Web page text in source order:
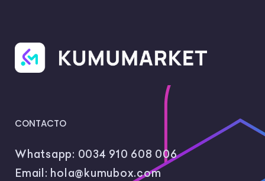
CONTACTO
Whatsapp: 0034 910 608 006
Email: hola@kumubox.com